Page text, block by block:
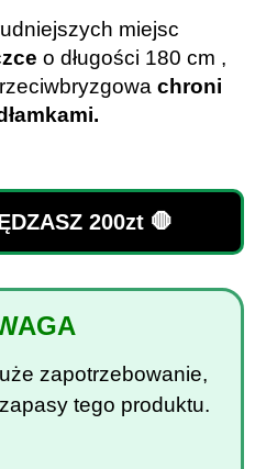
miejsc
o długości 180 cm ,
chroni
200zt 🛑
zapotrzebowanie,
tego produktu.